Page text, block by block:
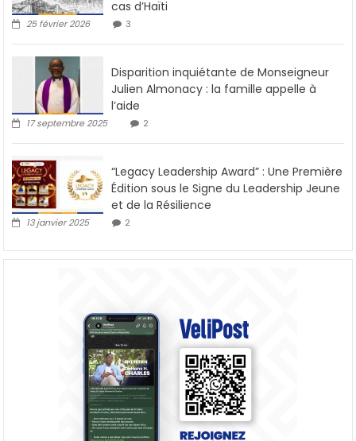
cas d’Haïti
25 février 2026 3
Disparition inquiétante de Monseigneur
Julien Almonacy : la famille appelle à
l’aide
17 septembre 2025 2
“Legacy Leadership Award” : Une Première
Édition sous le Signe du Leadership Jeune
et de la Résilience
13 janvier 2025 2